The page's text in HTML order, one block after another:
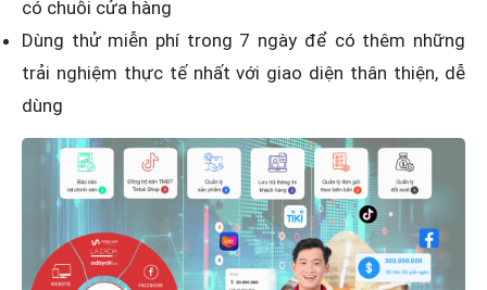
có chuỗi cửa hàng
Dùng thử miễn phí trong 7 ngày để có thêm những
trải nghiệm thực tế nhất với giao diện thân thiện, dễ
dùng